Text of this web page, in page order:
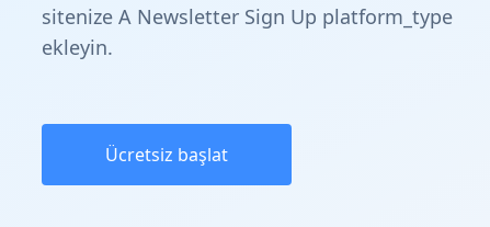
sitenize A Newsletter Sign Up platform_type
ekleyin.
Ücretsiz başlat